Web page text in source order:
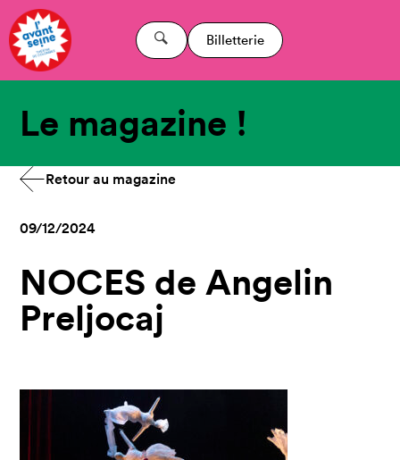
Billetterie
Le magazine !
Retour au magazine
09/12/2024
NOCES de Angelin
Preljocaj